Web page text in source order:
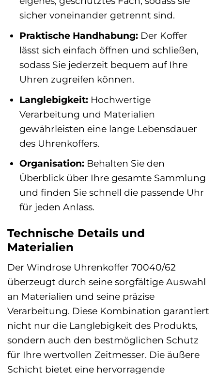
sicher voneinander getrennt sind.
Praktische Handhabung:Der Koffer
lässt sich einfach öffnen und schließen,
sodass Sie jederzeit bequem auf Ihre
Uhren zugreifen können.
Langlebigkeit:Hochwertige
Verarbeitung und Materialien
gewährleisten eine lange Lebensdauer
des Uhrenkoffers.
Organisation:Behalten Sie den
Überblick über Ihre gesamte Sammlung
und finden Sie schnell die passende Uhr
für jeden Anlass.
Technische Details und
Materialien
Der Windrose Uhrenkoffer 70040/62
überzeugt durch seine sorgfältige Auswahl
an Materialien und seine präzise
Verarbeitung. Diese Kombination garantiert
nicht nur die Langlebigkeit des Produkts,
sondern auch den bestmöglichen Schutz
für Ihre wertvollen Zeitmesser. Die äußere
Schicht bietet eine hervorragende